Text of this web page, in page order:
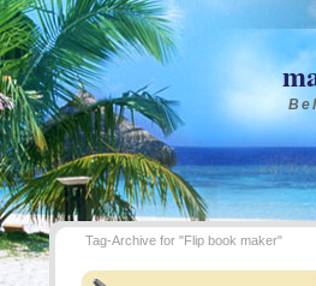
Tag-Archive for "Flip book maker"